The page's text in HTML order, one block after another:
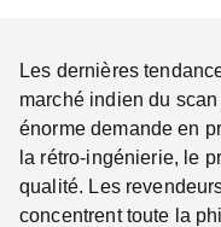
Les dernières
marché indien du
énorme demande en
la rétro-ingénierie, le
qualité. Les
concentrent toute la